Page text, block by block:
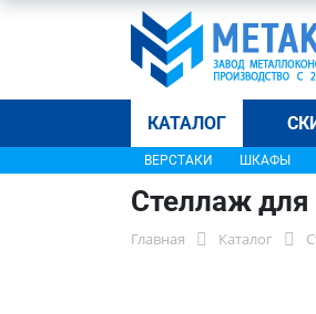
КАТАЛОГ
ВЕРСТАКИ ШКАФЫ
Стеллаж
Главная Каталог